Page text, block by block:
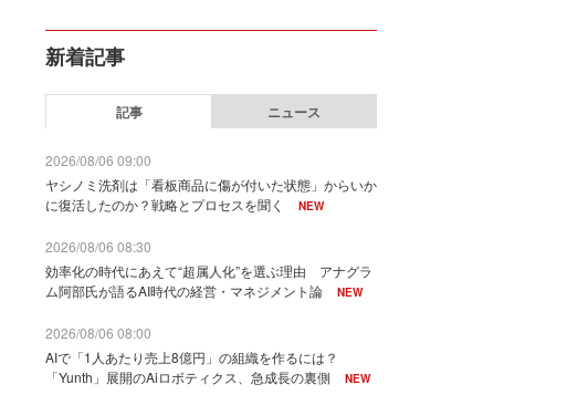
新着記事
記事 ニュース
2026/08/06 09:00
ヤシノミ洗剤は「看板商品に傷が付いた状態」からいか
に復活したのか？戦略とプロセスを聞く
NEW
2026/08/06 08:30
効率化の時代にあえて“超属人化”を選ぶ理由 アナグラ
ム阿部氏が語るAI時代の経営・マネジメント論
NEW
2026/08/06 08:00
AIで「1人あたり売上8億円」の組織を作るには？
「Yunth」展開のAiロボティクス、急成長の裏側
NEW